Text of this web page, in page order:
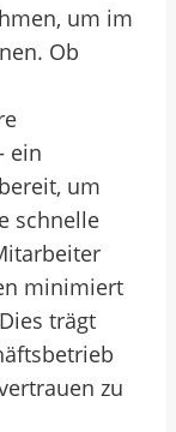
um im
Ob
ein
um
schnelle
minimiert
trägt
zu